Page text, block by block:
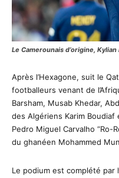
Le Camerounais d’origine,
Après l’Hexagone, suit le
footballeurs venant de
Barsham, Musab Khedar,
des Algériens Karim Boudiaf
Pedro Miguel Carvalho “Ro-
du ghanéen Mohammed
Le podium est complété par